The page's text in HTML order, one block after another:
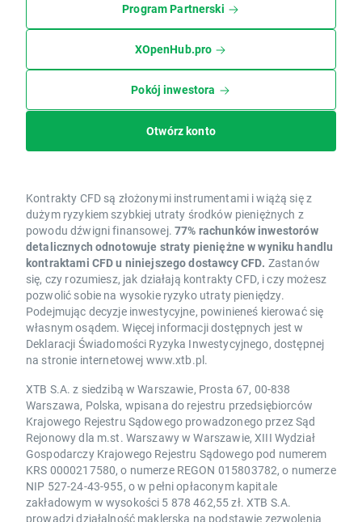
Program Partnerski
XOpenHub.pro
Pokój inwestora
Otwórz konto
Kontrakty CFD są złożonymi instrumentami i wiążą się z
dużym ryzykiem szybkiej utraty środków pieniężnych z
powodu dźwigni finansowej. 77% rachunków inwestorów
detalicznych odnotowuje straty pieniężne w wyniku handlu
kontraktami CFD u niniejszego dostawcy CFD. Zastanów
się, czy rozumiesz, jak działają kontrakty CFD, i czy możesz
pozwolić sobie na wysokie ryzyko utraty pieniędzy.
Podejmując decyzje inwestycyjne, powinieneś kierować się
własnym osądem. Więcej informacji dostępnych jest w
Deklaracji Świadomości Ryzyka Inwestycyjnego, dostępnej
na stronie internetowej www.xtb.pl.
XTB S.A. z siedzibą w Warszawie, Prosta 67, 00-838
Warszawa, Polska, wpisana do rejestru przedsiębiorców
Krajowego Rejestru Sądowego prowadzonego przez Sąd
Rejonowy dla m.st. Warszawy w Warszawie, XIII Wydział
Gospodarczy Krajowego Rejestru Sądowego pod numerem
KRS 0000217580, o numerze REGON 015803782, o numerze
NIP 527-24-43-955, o w pełni opłaconym kapitale
zakładowym w wysokości 5 878 462,55 zł. XTB S.A.
prowadzi działalność maklerską na podstawie zezwolenia